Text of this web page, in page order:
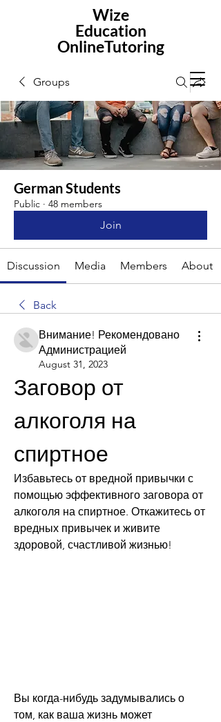
Wize
Education
OnlineTutoring
Groups
German Students
Public · 48 members
Join
Discussion Media Members About
Back
Внимание! Рекомендовано
Администрацией
August 31, 2023
Заговор от
алкоголя на
спиртное
Избавьтесь от вредной привычки с
помощью эффективного заговора от
алкоголя на спиртное. Откажитесь от
вредных привычек и живите
здоровой, счастливой жизнью!
Вы когда-нибудь задумывались о
том, как ваша жизнь может